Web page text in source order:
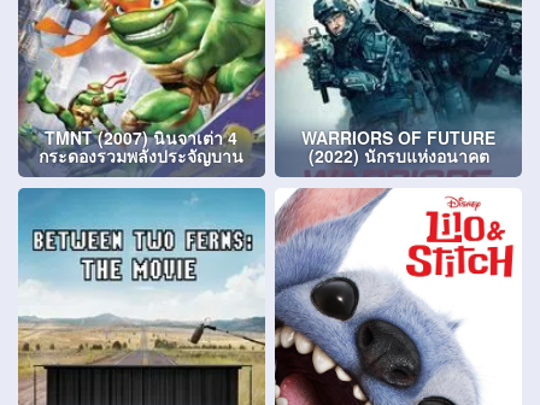
TMNT (2007) นินจาเต่า 4
กระดองรวมพลังประจัญบาน
WARRIORS OF FUTURE
(2022) นักรบแห่งอนาคต